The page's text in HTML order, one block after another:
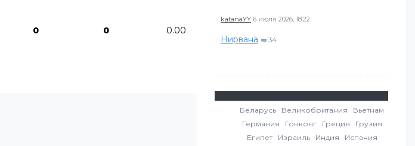
katanaYY 6 июля 2026, 18:22
Нирвана 34
Беларусь Великобритания
Вьетнам
Германия
Гонконг Греция
Грузия
Египет
Израиль Индия
Испания
0 0 0.00